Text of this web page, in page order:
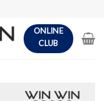
ONLINE
CLUB